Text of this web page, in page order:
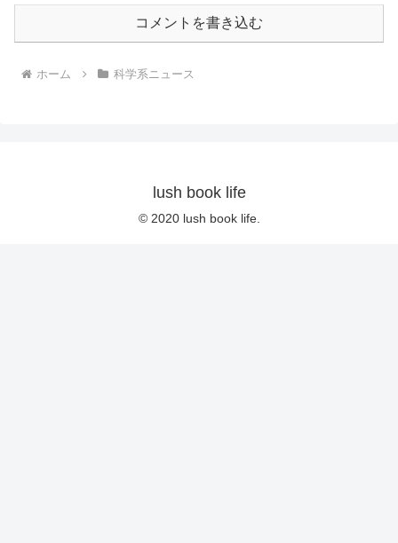
コメントを書き込む
ホーム 科学系ニュース
lush book life
© 2020 lush book life.